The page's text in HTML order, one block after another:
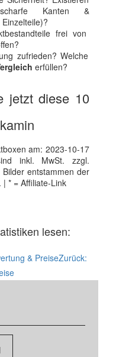
scharfe Kanten &
frei von
zufrieden? Welche
erfüllen?
jetzt diese 10
am: 2023-10-17
inkl. MwSt. zzgl.
entstammen der
| * = Affiliate-Link
lesen:
& PreiseZurück: